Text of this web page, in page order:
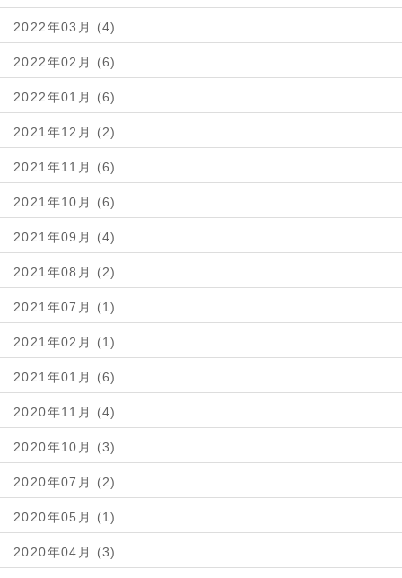
2022年03月 (4)
2022年02月 (6)
2022年01月 (6)
2021年12月 (2)
2021年11月 (6)
2021年10月 (6)
2021年09月 (4)
2021年08月 (2)
2021年07月 (1)
2021年02月 (1)
2021年01月 (6)
2020年11月 (4)
2020年10月 (3)
2020年07月 (2)
2020年05月 (1)
2020年04月 (3)